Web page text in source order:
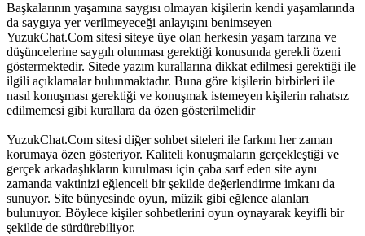
Başkalarının yaşamına saygısı olmayan kişilerin kendi yaşamlarında
da saygıya yer verilmeyeceği anlayışını benimseyen
YuzukChat.Com sitesi siteye üye olan herkesin yaşam tarzına ve
düşüncelerine saygılı olunması gerektiği konusunda gerekli özeni
göstermektedir. Sitede yazım kurallarına dikkat edilmesi gerektiği ile
ilgili açıklamalar bulunmaktadır. Buna göre kişilerin birbirleri ile
nasıl konuşması gerektiği ve konuşmak istemeyen kişilerin rahatsız
edilmemesi gibi kurallara da özen gösterilmelidir
YuzukChat.Com sitesi diğer sohbet siteleri ile farkını her zaman
korumaya özen gösteriyor. Kaliteli konuşmaların gerçekleştiği ve
gerçek arkadaşlıkların kurulması için çaba sarf eden site aynı
zamanda vaktinizi eğlenceli bir şekilde değerlendirme imkanı da
sunuyor. Site bünyesinde oyun, müzik gibi eğlence alanları
bulunuyor. Böylece kişiler sohbetlerini oyun oynayarak keyifli bir
şekilde de sürdürebiliyor.